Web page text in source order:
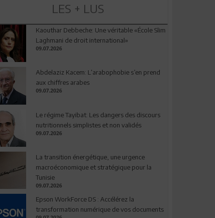
LES + LUS
Kaouthar Debbeche: Une véritable «École Slim
Laghmani de droit international»
09.07.2026
Abdelaziz Kacem: L’arabophobie s’en prend
aux chiffres arabes
09.07.2026
Le régime Tayibat: Les dangers des discours
nutritionnels simplistes et non validés
09.07.2026
La transition énergétique, une urgence
macroéconomique et stratégique pour la
Tunisie
09.07.2026
Epson WorkForce DS : Accélérez la
transformation numérique de vos documents